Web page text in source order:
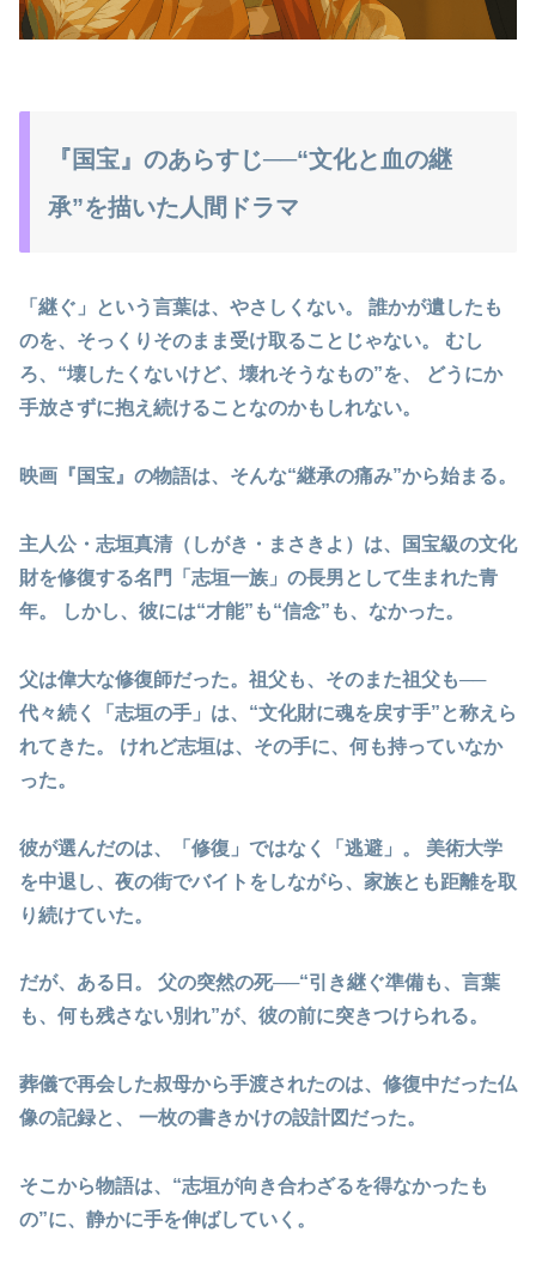
『国宝』のあらすじ──“文化と血の継
承”を描いた人間ドラマ
「継ぐ」という言葉は、やさしくない。
誰かが遺したも
のを、そっくりそのまま受け取ることじゃない。 むし
ろ、“壊したくないけど、壊れそうなもの”を、 どうにか
手放さずに抱え続けることなのかもしれない。
映画『国宝』の物語は、そんな“継承の痛み”から始まる。
主人公・ 志垣真清（しがき・まさきよ） は、国宝級の文化
財を修復する名門「志垣一族」の長男として生まれた青
年。 しかし、彼には“才能”も“信念”も、なかった。
父は偉大な修復師だった。祖父も、そのまた祖父も──
代々続く「志垣の手」は、“文化財に魂を戻す手”と称えら
れてきた。 けれど志垣は、その手に、何も持っていなか
った。
彼が選んだのは、「修復」ではなく「逃避」。 美術大学
を中退し、夜の街でバイトをしながら、家族とも距離を取
り続けていた。
だが、ある日。 父の突然の死──“引き継ぐ準備も、言葉
も、何も残さない別れ”が、彼の前に突きつけられる。
葬儀で再会した叔母から手渡されたのは、修復中だった仏
像の記録と、 一枚の書きかけの設計図だった。
そこから物語は、“志垣が向き合わざるを得なかったも
の”に、静かに手を伸ばしていく。